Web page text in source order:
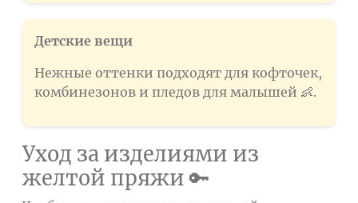
Детские вещи
Нежные оттенки подходят для кофточек,
комбинезонов и пледов для малышей 👶.
Уход за изделиями из
желтой пряжи 🔑